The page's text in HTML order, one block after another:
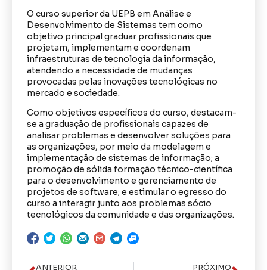
O curso superior da UEPB em Análise e
Desenvolvimento de Sistemas tem como
objetivo principal graduar profissionais que
projetam, implementam e coordenam
infraestruturas de tecnologia da informação,
atendendo a necessidade de mudanças
provocadas pelas inovações tecnológicas no
mercado e sociedade.
Como objetivos específicos do curso, destacam-
se a graduação de profissionais capazes de
analisar problemas e desenvolver soluções para
as organizações, por meio da modelagem e
implementação de sistemas de informação; a
promoção de sólida formação técnico-científica
para o desenvolvimento e gerenciamento de
projetos de software; e estimular o egresso do
curso a interagir junto aos problemas sócio
tecnológicos da comunidade e das organizações.
ANTERIOR PRÓXIMO